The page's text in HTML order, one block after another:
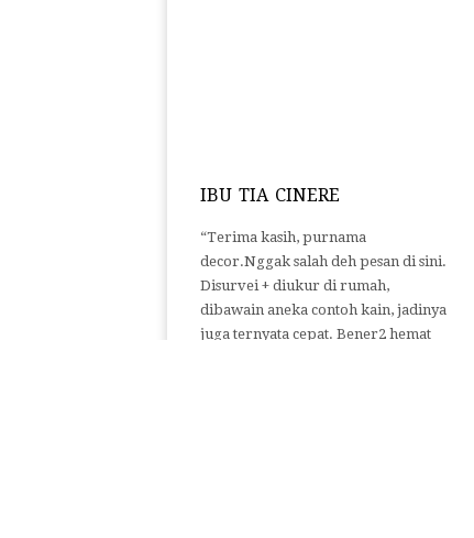
IBU TIA CINERE
“Terima kasih, purnama
decor.Nggak salah deh pesan di sini.
Disurvei + diukur di rumah,
dibawain aneka contoh kain, jadinya
juga ternyata cepat. Bener2 hemat